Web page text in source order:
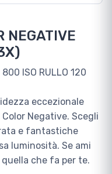
NEGATIVE
800 ISO RULLO 120
eccezionale
Negative. Scegli
e fantastiche
luminosità. Se ami
che fa per te.